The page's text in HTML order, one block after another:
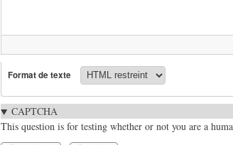
Format de texte
CAPTCHA
This question is for testing whether or not you are a